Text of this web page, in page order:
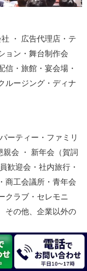
・ 広告代理店・テ
ョン・舞台制作会
信・旅館・宴会場・
ルージング・ディナ
ーティー・ファミリ
会 ・ 新年会（賀詞
歓迎会・社内旅行・
商工会議所・青年会
クラブ・セレモニ
その他、企業以外の
園 ・ 幼稚園 ・児童